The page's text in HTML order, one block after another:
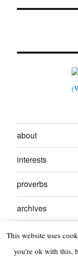
about
interests
proverbs
archives
contact
This website uses
you're ok with this,